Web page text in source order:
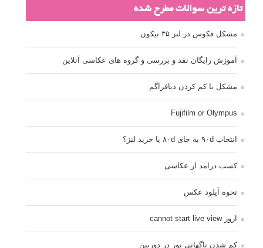
تازه ترین سوالات مطرح شده
مشکل فکوس در لنز ۳۵ نیکون
آموزش رایگان نقد و بررسی و گروه های عکاسی آنلاین
مشکل با کم کردن دیافراگم
Fujifilm or Olympus
انتخاب ۹۰d به جای ۸۰d یا خرید لنز؟
کسب درامد از عکاسی
نحوه آپلود عکس
ارور cannot start live view
کم شدن ناگهانی نور در دوربین